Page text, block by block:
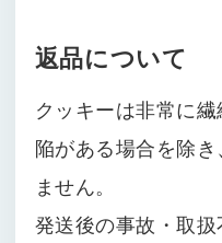
返品について
クッキーは非常に
陥がある場合を除
ません。
発送後の事故・取